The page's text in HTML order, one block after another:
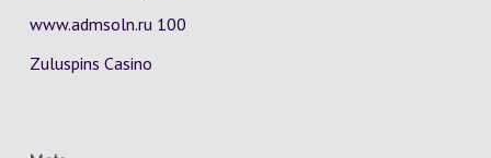
www.admsoln.ru 100
Zuluspins Casino